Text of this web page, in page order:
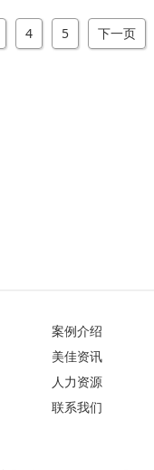
）刚刚在上海落幕。从
4 5 下一页
案例介绍
美佳资讯
人力资源
联系我们